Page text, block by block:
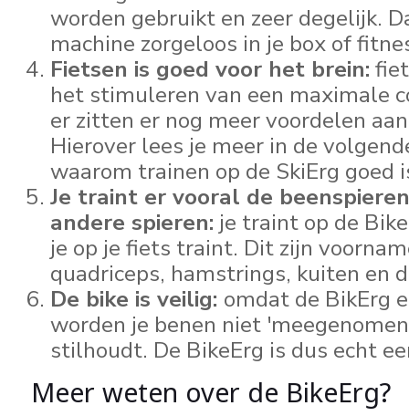
worden gebruikt en zeer degelijk.
machine zorgeloos in je box of
Fietsen is goed voor het brein:
het stimuleren van een maximale
er zitten er nog meer voordelen
Hierover lees je meer in de
waarom trainen op de SkiErg goed
Je traint er vooral de
andere spieren: je traint op de
je op je fiets traint. Dit zijn
quadriceps, hamstrings, kuiten en
De bike is veilig: omdat de BikErg
worden je benen niet
stilhoudt. De BikeErg is dus echt
Meer weten over de BikeErg?